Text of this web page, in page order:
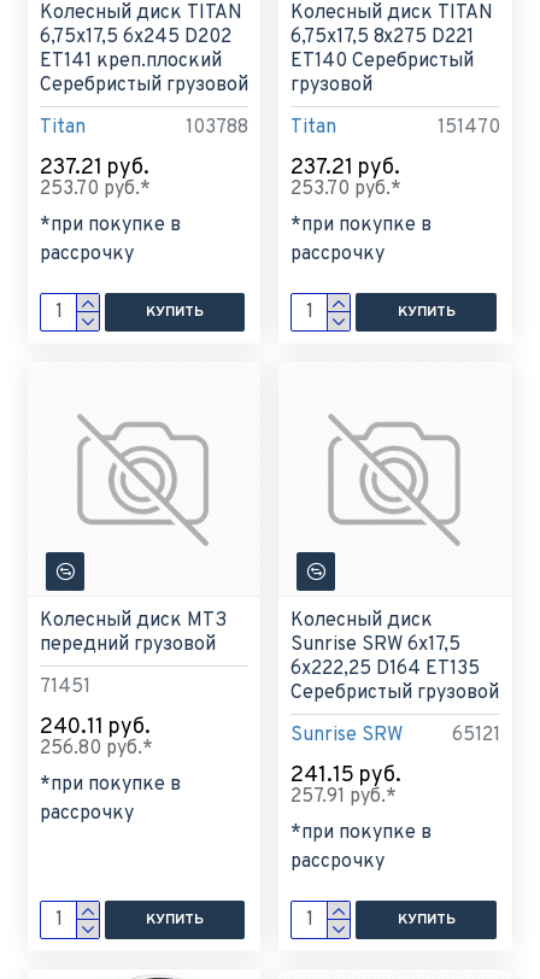
Titan 103788
Колесный диск TITAN
6,75x17,5 6x245 D202
ET141 креп.плоский
Серебристый грузовой
237.21 руб.
253.70 руб.*
*при покупке в
рассрочку
КУПИТЬ
Titan 151470
Колесный диск TITAN
6,75x17,5 8x275 D221
ET140 Серебристый
грузовой
237.21 руб.
253.70 руб.*
*при покупке в
рассрочку
КУПИТЬ
71451
Колесный диск МТЗ
передний грузовой
240.11 руб.
256.80 руб.*
*при покупке в
рассрочку
КУПИТЬ
Sunrise SRW 65121
Колесный диск
Sunrise SRW 6x17,5
6x222,25 D164 ET135
Серебристый грузовой
241.15 руб.
257.91 руб.*
*при покупке в
рассрочку
КУПИТЬ